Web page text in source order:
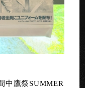
中鷹祭SUMMER